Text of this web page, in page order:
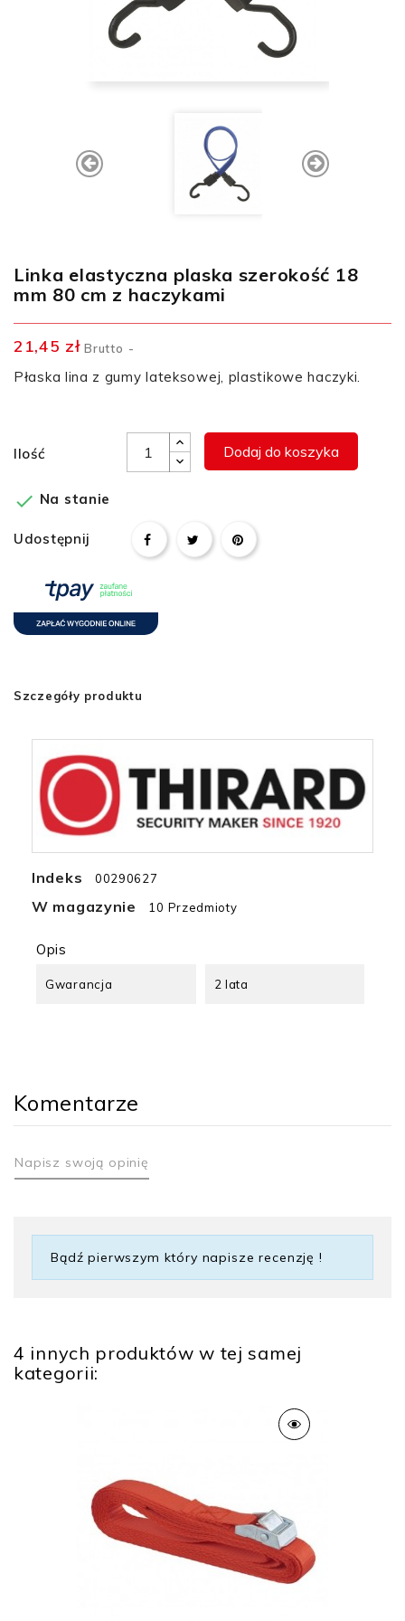
Linka elastyczna plaska szerokość 18
mm 80 cm z haczykami
21,45 zł Brutto
Płaska lina z gumy lateksowej, plastikowe haczyki.
Ilość Dodaj do koszyka
 Na stanie
Udostępnij
Szczegóły produktu
Indeks 00290627
W magazynie 10 Przedmioty
Opis
Gwarancja 2 lata
Komentarze
Napisz swoją opinię
Bądź pierwszym który napisze recenzję !
4 innych produktów w tej samej
kategorii: